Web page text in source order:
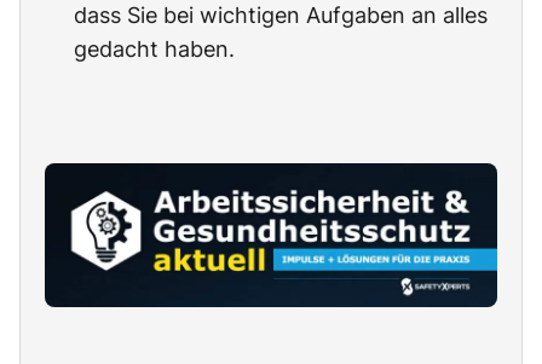
dass Sie bei wichtigen Aufgaben an alles
gedacht haben.